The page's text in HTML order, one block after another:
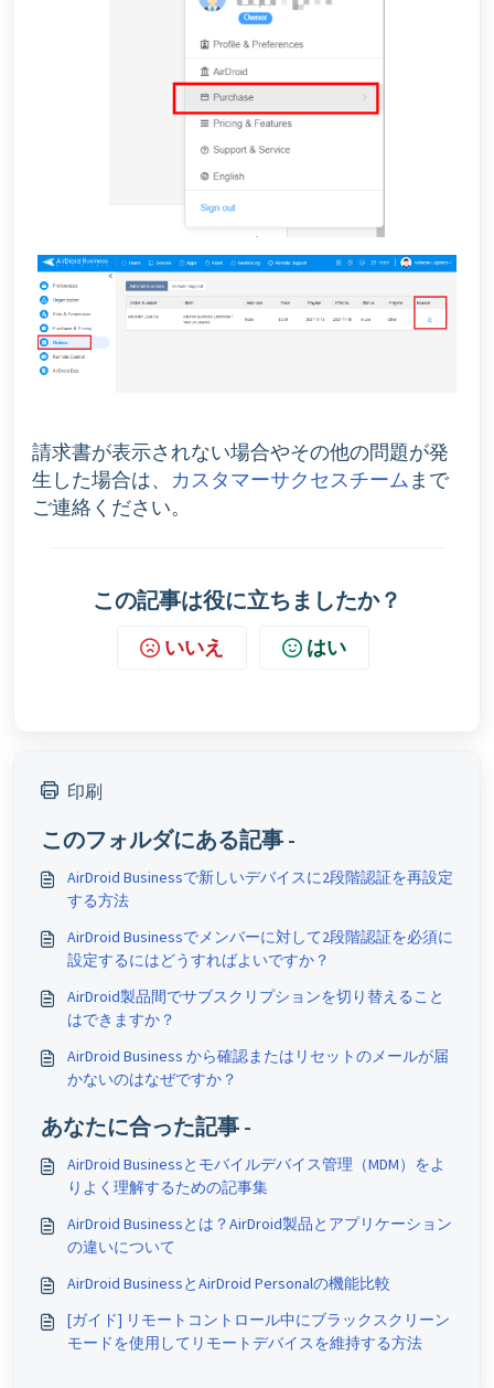
請求書が表示されない場合やその他の問題が発
生した場合は、
カスタマーサクセスチーム まで
ご連絡ください。
この記事は役に立ちましたか？
いいえ はい
印刷
このフォルダにある記事 -
AirDroid Businessで新しいデバイスに2段階認証を再設定
する方法
AirDroid Businessでメンバーに対して2段階認証を必須に
設定するにはどうすればよいですか？
AirDroid製品間でサブスクリプションを切り替えること
はできますか？
AirDroid Business から確認またはリセットのメールが届
かないのはなぜですか？
あなたに合った記事 -
AirDroid Businessとモバイルデバイス管理（MDM）をよ
りよく理解するための記事集
AirDroid Businessとは？AirDroid製品とアプリケーション
の違いについて
AirDroid BusinessとAirDroid Personalの機能比較
[ガイド] リモートコントロール中にブラックスクリーン
モードを使用してリモートデバイスを維持する方法